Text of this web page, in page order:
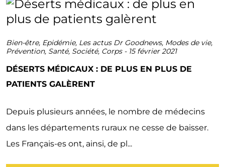
Bien-être, Epidémie, Les actus Dr Goodnews, Modes de vie,
Prévention, Santé, Société, Corps- 15 février 2021
DÉSERTS MÉDICAUX : DE PLUS EN PLUS DE
PATIENTS GALÈRENT
Depuis plusieurs années, le nombre de médecins
dans les départements ruraux ne cesse de baisser.
Les Français-es ont, ainsi, de pl...